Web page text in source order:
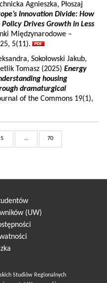
Agnieszka, Płoszaj
Innovation Divide: How
Policy Drives Growth in Less
Międzynarodowe –
5(11).
Sokołowski Jakub,
Tomasz (2025) Energy
housing
dramaturgical
of the Commons 19(1),
5 ... 70
(UW)
Studiów Regionalnych